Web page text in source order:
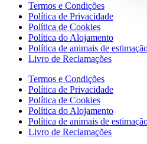
Termos e Condições
Política de Privacidade
Política de Cookies
Política do Alojamento
Política de animais de
Livro de Reclamações
Termos e Condições
Política de Privacidade
Política de Cookies
Política do Alojamento
Política de animais de
Livro de Reclamações